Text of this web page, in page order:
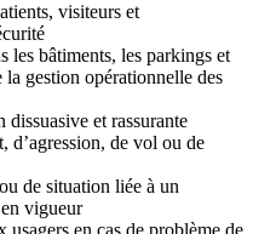
visiteurs et
les bâtiments, les parkings et
la gestion opérationnelle des
et rassurante
d’agression, de vol ou de
de situation liée à un
vigueur